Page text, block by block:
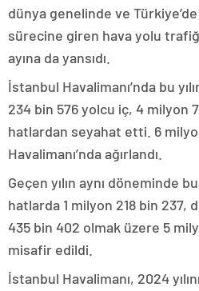
dünya genelinde ve
sürecine giren hava yolu
ayına da yansıdı.
İstanbul Havalimanı’nda bu
234 bin 576 yolcu iç, 4 milyon
hatlardan seyahat etti. 6
Havalimanı’nda ağırlandı.
Geçen yılın aynı döneminde
hatlarda 1 milyon 218 bin 237,
435 bin 402 olmak üzere 5
misafir edildi.
İstanbul Havalimanı, 2024